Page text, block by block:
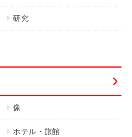
研究
像
ホテル・旅館